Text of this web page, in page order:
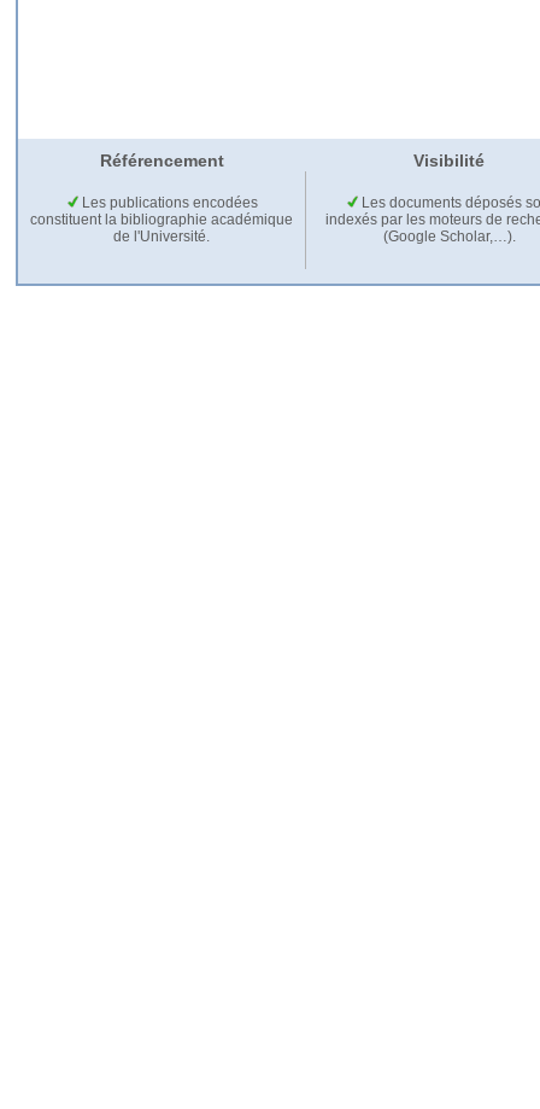
Référencement Visibilité
Les publications encodées
constituent la bibliographie académique
de l'Université.
Les documents déposés
indexés par les moteurs de
(Google Scholar,…).